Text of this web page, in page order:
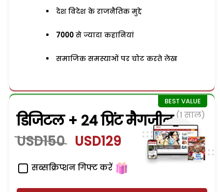
देश विदेश के राजनैतिक मुद्दे
7000 से ज्यादा कहानियां
समाजिक समस्याओं पर चोट करते लेख
डिजिटल + 24 प्रिंट मैगजीन (1 साल)
USD150 USD129
सब्सक्रिप्शन गिफ्ट करें